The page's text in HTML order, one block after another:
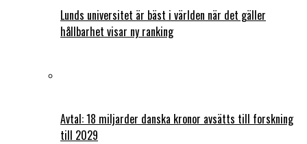
Lunds universitet är bäst i världen när det gäller
hållbarhet visar ny ranking
Avtal: 18 miljarder danska kronor avsätts till forskning
till 2029